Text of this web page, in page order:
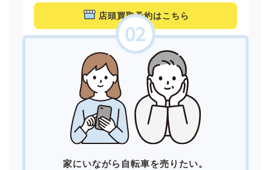
店頭買取予約はこちら
家にいながら自転車を売りたい。